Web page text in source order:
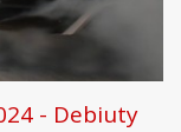
- Debiuty